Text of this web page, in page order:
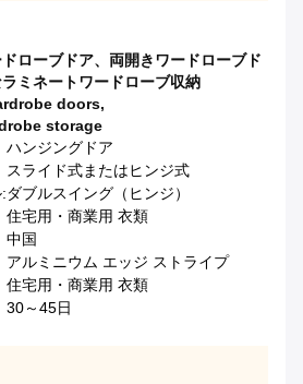
ローブドア、両開きワードローブド
ミネートワードローブ収納
doors,
storage
ハンジングドア
スライド式またはヒンジ式
ダブルスイング（ヒンジ）
住宅用・商業用 衣類
中国
アルミニウム エッジ ストライプ
住宅用・商業用 衣類
30～45日